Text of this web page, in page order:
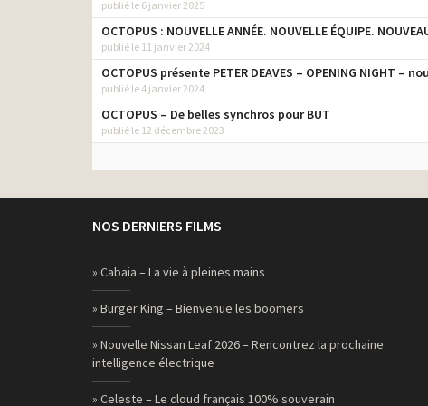
publié le 6 janvier 2025
OCTOPUS : NOUVELLE ANNÉE. NOUVELLE ÉQUIPE.
publié le 11 janvier 2024
OCTOPUS présente PETER DEAVES – OPENING NIGHT –
publié le 4 janvier 2024
OCTOPUS – De belles synchros pour BUT
publié le 12 décembre 2023
NOS DERNIERS FILMS
» Cabaia – La vie à pleines mains
» Burger King – Bienvenue les boomers
» Nouvelle Nissan Leaf 2026 – Rencontrez la prochaine
intelligence électrique
» Celeste – Le cloud français 100% souverain